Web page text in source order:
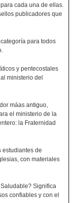
cada una de ellas.
publicadores que
para todos
y pentecostales
ministerio del
máas antiguo,
el ministerio de la
la Fraternidad
de
con materiales
Significa
confiables y con el